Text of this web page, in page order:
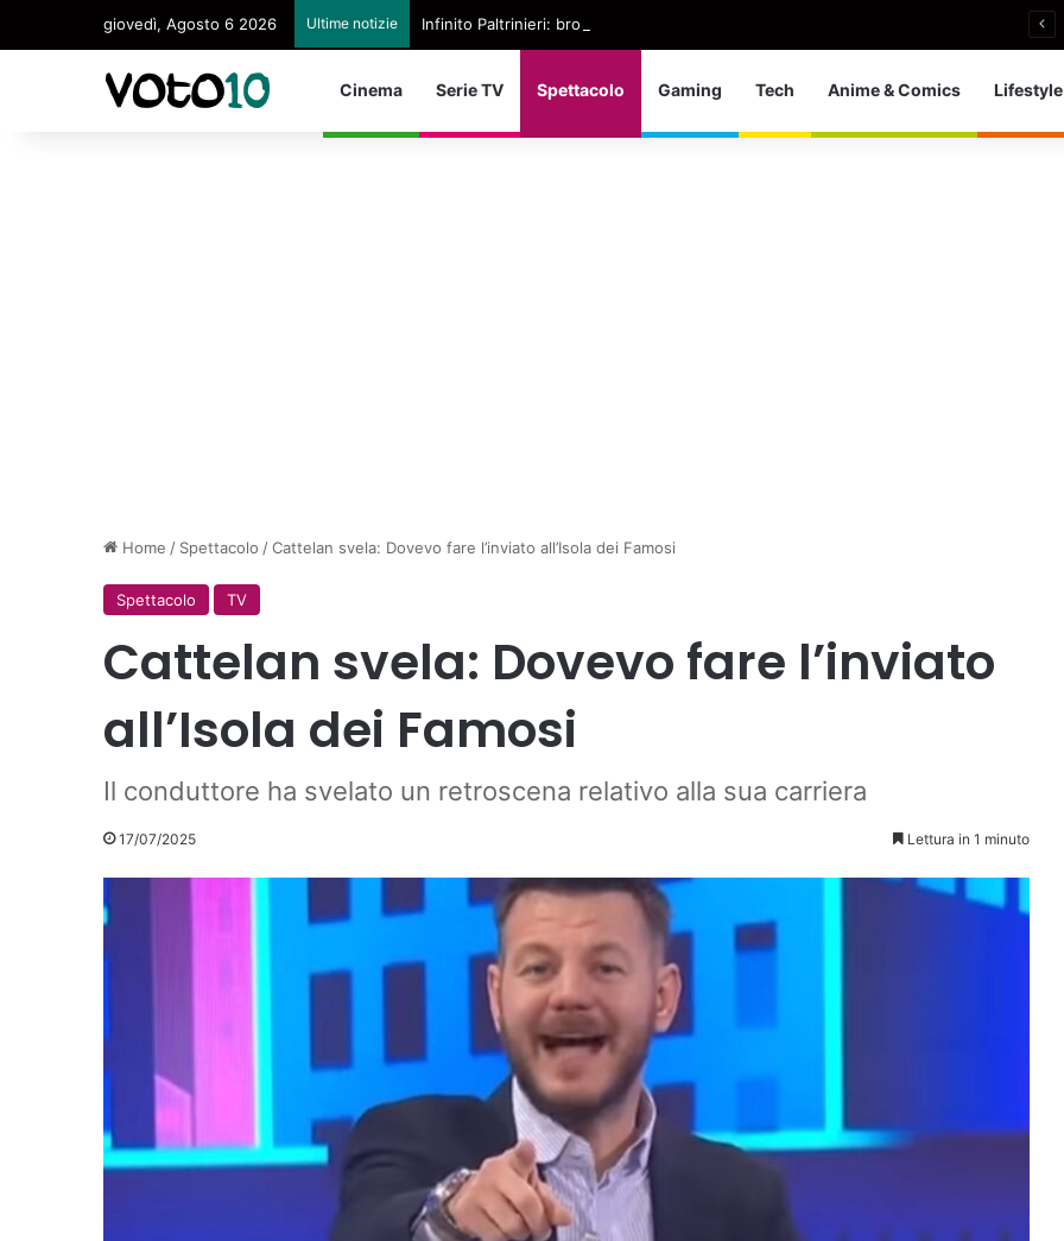
giovedì, Agosto 6 2026 Ultime notizie Infinito Paltrinieri: bronzo europeo nella 5 km in acque libere
Cinema Serie TV Spettacolo Gaming Tech Anime & Comics Lifestyle
Home / Spettacolo /Cattelan svela: Dovevo fare l’inviato all’Isola dei Famosi
Spettacolo TV
Cattelan svela: Dovevo fare l’inviato
all’Isola dei Famosi
Il conduttore ha svelato un retroscena relativo alla sua carriera
17/07/2025 Lettura in 1 minuto